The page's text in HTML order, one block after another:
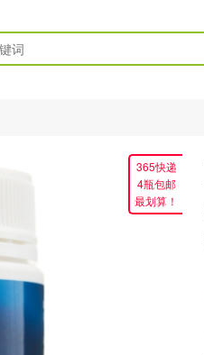
365快递
4瓶包邮
最划算！